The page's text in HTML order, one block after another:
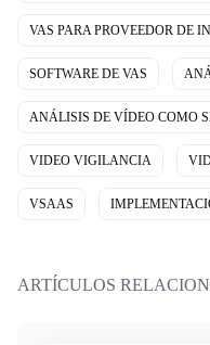
VAS PARA PROVEEDOR DE
SOFTWARE DE VAS
ANÁLISIS DE VÍDEO COMO
VIDEO VIGILANCIA
VSAAS
ARTÍCULOS